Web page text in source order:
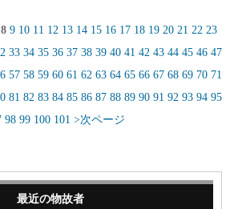
8 9 10 11 12 13 14 15 16 17 18 19 20 21 22 23
33 34 35 36 37 38 39 40 41 42 43 44 45 46 47
57 58 59 60 61 62 63 64 65 66 67 68 69 70 71
81 82 83 84 85 86 87 88 89 90 91 92 93 94 95
98 99 100 101 >次ページ
最近の物故者